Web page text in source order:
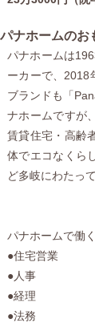
パナホームのお
パナホームは
ーカーで、2018
ブランドも「
ナホームですが
賃貸住宅・高齢
体でエコなくら
ど多岐にわたっ
パナホームで働
●住宅営業
●人事
●経理
●法務